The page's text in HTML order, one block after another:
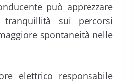
può apprezzare
tranquillità sui percorsi
spontaneità nelle
elettrico responsabile